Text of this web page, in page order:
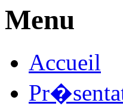
Menu
Accueil